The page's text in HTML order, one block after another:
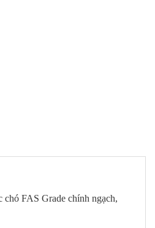
chó FAS Grade chính ngạch,